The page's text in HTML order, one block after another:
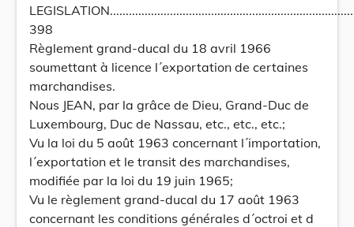
398
Règlement grand-ducal du 18 avril 1966
soumettant à licence l´exportation de certaines
marchandises.
Nous JEAN, par la grâce de Dieu, Grand-Duc de
Luxembourg, Duc de Nassau, etc., etc., etc.;
Vu la loi du 5 août 1963 concernant l´importation,
l´exportation et le transit des marchandises,
modifiée par la loi du 19 juin 1965;
Vu le règlement grand-ducal du 17 août 1963
concernant les conditions générales d´octroi et d